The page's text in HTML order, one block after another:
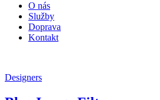
O nás
Služby
Doprava
Kontakt
Designers